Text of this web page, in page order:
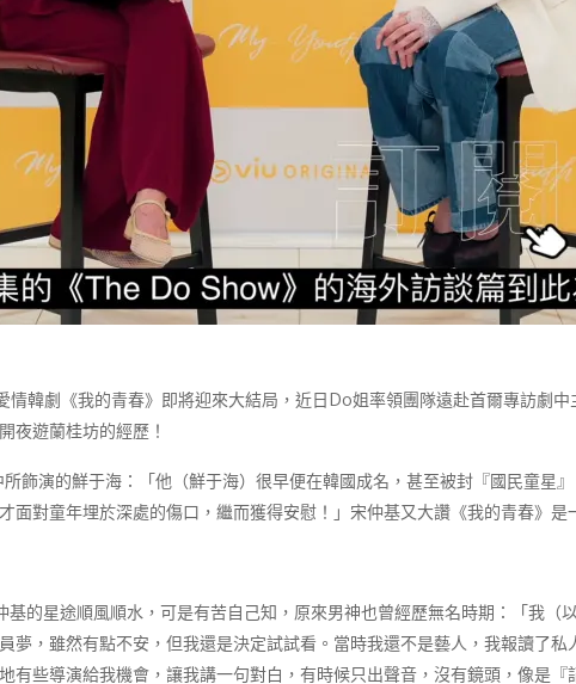
韓劇《我的青春》即將迎來大結局，近日Do姐率領團隊遠赴首爾專訪劇
夜遊蘭桂坊的經歷！
飾演的鮮于海：「他（鮮于海）很早便在韓國成名，甚至被封『國民童星
面對童年埋於深處的傷口，繼而獲得安慰！」宋仲基又大讚《我的青春》是
的星途順風順水，可是有苦自己知，原來男神也曾經歷無名時期：「我（
夢，雖然有點不安，但我還是決定試試看。當時我還不是藝人，我報讀了
有些導演給我機會，讓我講一句對白，有時候只出聲音，沒有鏡頭，像是